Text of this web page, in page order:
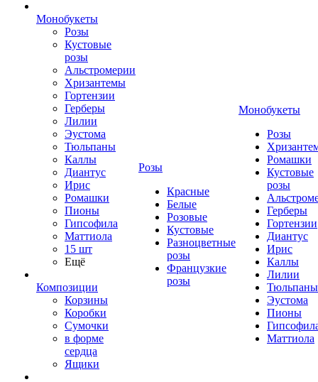
Монобукеты
Розы
Кустовые
розы
Альстромерии
Хризантемы
Гортензии
Герберы
Лилии
Эустома
Тюльпаны
Каллы
Диантус
Ирис
Ромашки
Пионы
Гипсофила
Маттиола
15 шт
Ещё
Композиции
Корзины
Коробки
Сумочки
в форме
сердца
Ящики
Розы
Красные
Белые
Розовые
Кустовые
Разноцветные
розы
Французкие
розы
Монобукеты
Розы
Ромашки
Кустовые
розы
Герберы
Гортензии
Диантус
Ирис
Каллы
Лилии
Тюльпаны
Эустома
Пионы
Маттиола